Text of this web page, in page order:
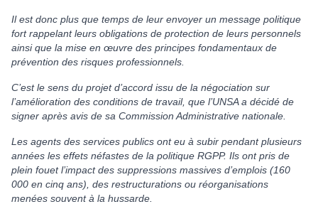
Il est donc plus que temps de leur envoyer un message politique
fort rappelant leurs obligations de protection de leurs personnels
ainsi que la mise en œuvre des principes fondamentaux de
prévention des risques professionnels.
C’est le sens du projet d’accord issu de la négociation sur
l’amélioration des conditions de travail, que l’UNSA a décidé de
signer après avis de sa Commission Administrative nationale.
Les agents des services publics ont eu à subir pendant plusieurs
années les effets néfastes de la politique RGPP. Ils ont pris de
plein fouet l’impact des suppressions massives d’emplois (160
000 en cinq ans), des restructurations ou réorganisations
menées souvent à la hussarde.